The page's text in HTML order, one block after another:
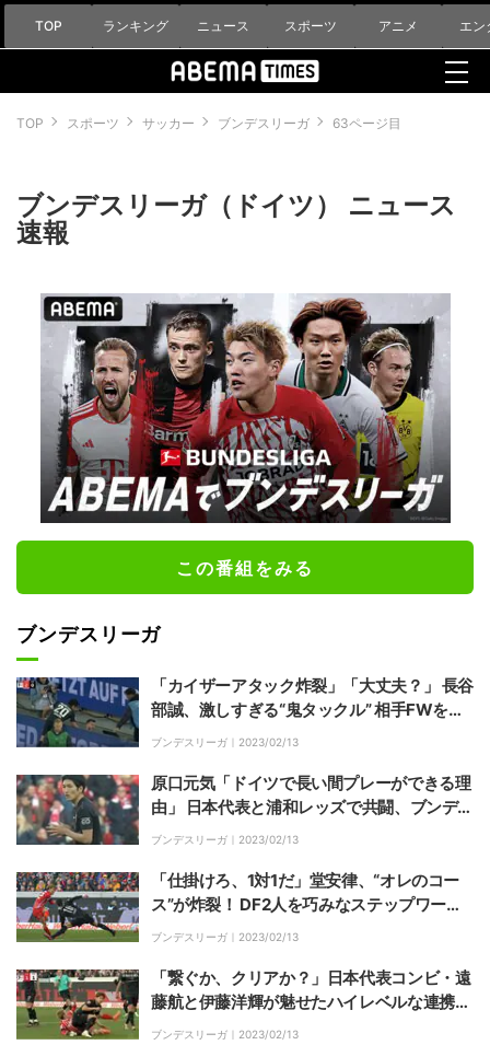
TOP ランキング ニュース スポーツ アニメ エン
TOP スポーツ サッカー ブンデスリーガ 63ページ目
ブンデスリーガ（ドイツ） ニュース
速報
この番組をみる
ブンデスリーガ
「カイザーアタック炸裂」「大丈夫？」 長谷
部誠、激しすぎる“鬼タックル” 相手FWを看
板の向こう側まで吹き飛ばしてしまう
ブンデスリーガ｜ 2023/02/13
原口元気「ドイツで長い間プレーができる理
由」 日本代表と浦和レッズで共闘、ブンデス
リーガでプレー経験もある槙野智章氏が分析
ブンデスリーガ｜ 2023/02/13
「仕掛けろ、1対1だ」堂安律、“オレのコー
ス”が炸裂！ DF2人を巧みなステップワーク
でブチ抜き突破、左足でカットインシュート
ブンデスリーガ｜ 2023/02/13
「繋ぐか、クリアか？」日本代表コンビ・遠
藤航と伊藤洋輝が魅せたハイレベルな連携プ
レー 解説・槙野智章氏が大絶賛
ブンデスリーガ｜ 2023/02/13